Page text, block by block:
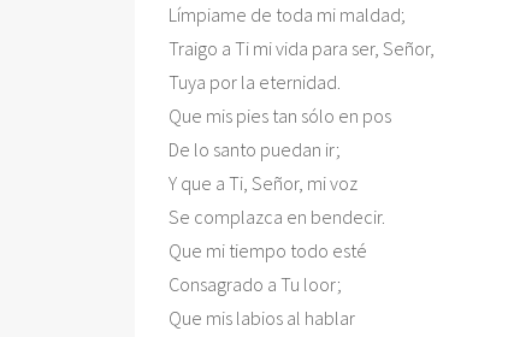
Límpiame de toda mi maldad;
Traigo a Ti mi vida para ser, Señor,
Tuya por la eternidad.
Que mis pies tan sólo en pos
De lo santo puedan ir;
Y que a Ti, Señor, mi voz
Se complazca en bendecir.
Que mi tiempo todo esté
Consagrado a Tu loor;
Que mis labios al hablar